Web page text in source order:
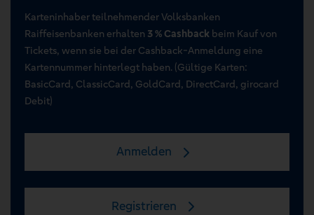
Karteninhaber teilnehmender Volksbanken
Raiffeisenbanken erhalten 3 % Cashback beim Kauf von
Tickets, wenn sie bei der Cashback-Anmeldung eine
Kartennummer hinterlegt haben. (Gültige Karten:
BasicCard, ClassicCard, GoldCard, DirectCard, girocard
Debit)
Anmelden
Registrieren